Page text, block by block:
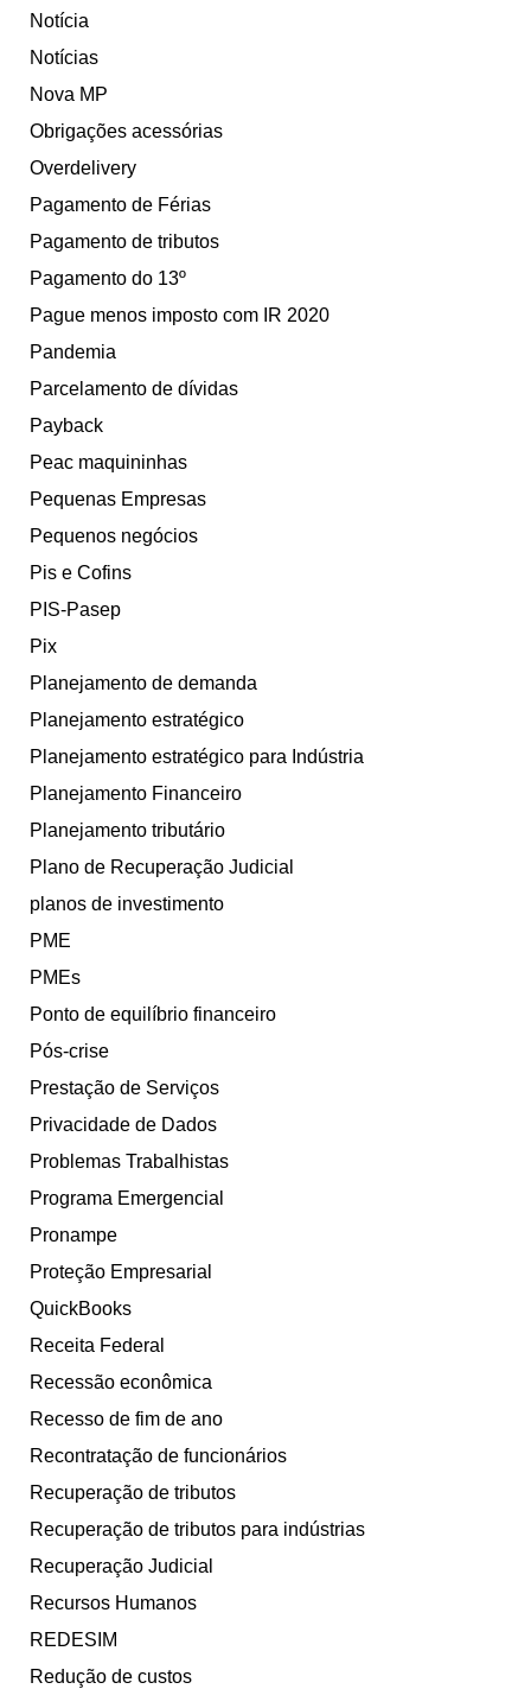
Notícia
Notícias
Nova MP
Obrigações acessórias
Overdelivery
Pagamento de Férias
Pagamento de tributos
Pagamento do 13º
Pague menos imposto com IR 2020
Pandemia
Parcelamento de dívidas
Payback
Peac maquininhas
Pequenas Empresas
Pequenos negócios
Pis e Cofins
PIS-Pasep
Pix
Planejamento de demanda
Planejamento estratégico
Planejamento estratégico para Indústria
Planejamento Financeiro
Planejamento tributário
Plano de Recuperação Judicial
planos de investimento
PME
PMEs
Ponto de equilíbrio financeiro
Pós-crise
Prestação de Serviços
Privacidade de Dados
Problemas Trabalhistas
Programa Emergencial
Pronampe
Proteção Empresarial
QuickBooks
Receita Federal
Recessão econômica
Recesso de fim de ano
Recontratação de funcionários
Recuperação de tributos
Recuperação de tributos para indústrias
Recuperação Judicial
Recursos Humanos
REDESIM
Redução de custos